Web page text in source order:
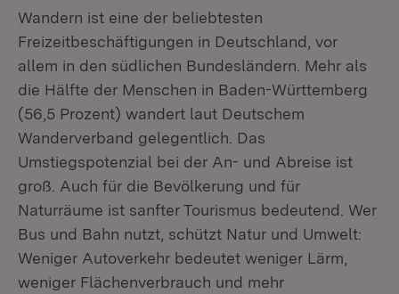
Wandern ist eine der beliebtesten
Freizeitbeschäftigungen in Deutschland, vor
allem in den südlichen Bundesländern. Mehr als
die Hälfte der Menschen in Baden-Württemberg
(56,5 Prozent) wandert laut Deutschem
Wanderverband gelegentlich. Das
Umstiegspotenzial bei der An- und Abreise ist
groß. Auch für die Bevölkerung und für
Naturräume ist sanfter Tourismus bedeutend. Wer
Bus und Bahn nutzt, schützt Natur und Umwelt:
Weniger Autoverkehr bedeutet weniger Lärm,
weniger Flächenverbrauch und mehr